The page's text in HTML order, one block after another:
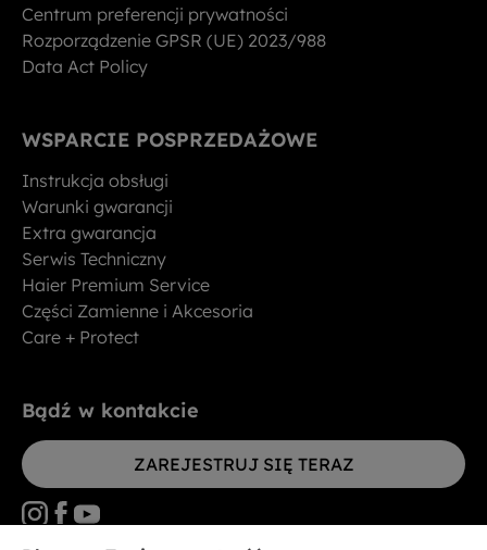
Centrum preferencji prywatności
Rozporządzenie GPSR (UE) 2023/988
Data Act Policy
WSPARCIE POSPRZEDAŻOWE
Instrukcja obsługi
Warunki gwarancji
Extra gwarancja
Serwis Techniczny
Haier Premium Service
Części Zamienne i Akcesoria
Care + Protect
Bądź w kontakcie
ZAREJESTRUJ SIĘ TERAZ